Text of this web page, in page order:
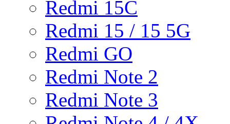
Redmi 15C
Redmi 15 / 15 5G
Redmi GO
Redmi Note 2
Redmi Note 3